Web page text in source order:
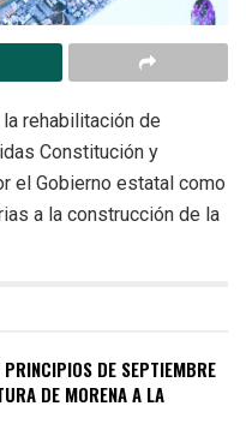
rehabilitación de
Constitución y
el Gobierno estatal como
a la construcción de la
PRINCIPIOS DE SEPTIEMBRE
DE MORENA A LA